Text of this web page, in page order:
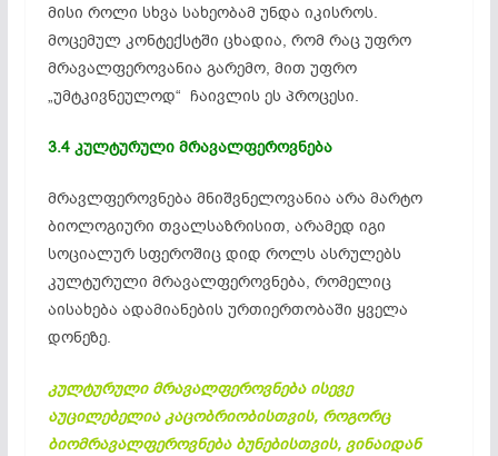
მისი როლი სხვა სახეობამ უნდა იკისროს.
მოცემულ კონტექსტში ცხადია, რომ რაც უფრო
მრავალფეროვანია გარემო, მით უფრო
„უმტკივნეულოდ“ ჩაივლის ეს პროცესი.
3.4 კულტურული მრავალფეროვნება
მრავლფეროვნება მნიშვნელოვანია არა მარტო
ბიოლოგიური თვალსაზრისით, არამედ იგი
სოციალურ სფეროშიც დიდ როლს ასრულებს
კულტურული მრავალფეროვნება, რომელიც
აისახება ადამიანების ურთიერთობაში ყველა
დონეზე.
კულტურული მრავალფეროვნება ისევე
აუცილებელია კაცობრიობისთვის, როგორც
ბიომრავალფეროვნებაბუნებისთვის, ვინაიდან